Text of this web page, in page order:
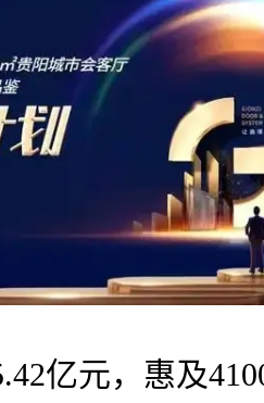
元，惠及